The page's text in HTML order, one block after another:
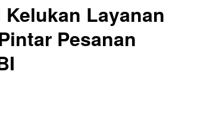
Layanan
Pesanan